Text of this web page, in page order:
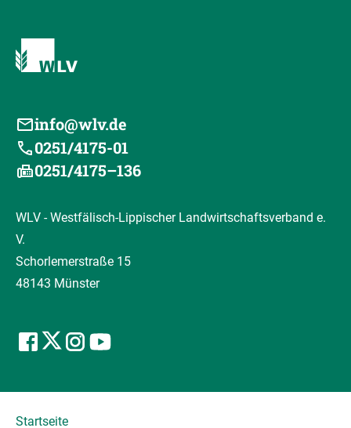
info@wlv.de
0251/4175-01
0251/4175–136
WLV - Westfälisch-Lippischer Landwirtschaftsverband e.
V.
Schorlemerstraße 15
48143 Münster
Startseite